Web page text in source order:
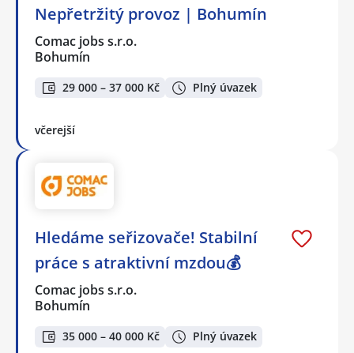
Nepřetržitý provoz | Bohumín
Comac jobs s.r.o.
Bohumín
29 000 – 37 000 Kč Plný úvazek
včerejší
Hledáme seřizovače! Stabilní
práce s atraktivní mzdou💰
Comac jobs s.r.o.
Bohumín
35 000 – 40 000 Kč Plný úvazek